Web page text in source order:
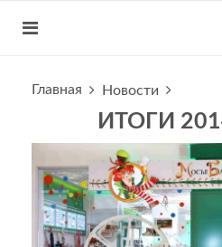
Главная Новости
ИТОГИ